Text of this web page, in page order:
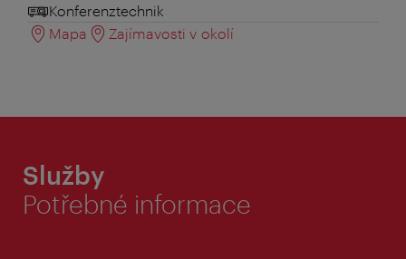
Konferenztechnik
Mapa
Zajímavosti v okolí
Služby
Potřebné informace